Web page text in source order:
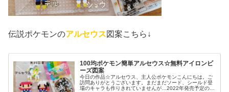
伝説ポケモンのアルセウス図案こちら↓
100均ポケモン簡単アルセウス☆無料アイロンビ
ーズ図案
今日の作品☆アルセウス、主人公ポケモンこんにちは。ご
訪問ありがとうございます。まだまだソード、シールド登
場のキャラも作りきれていませんが…2022年発売予定のポ